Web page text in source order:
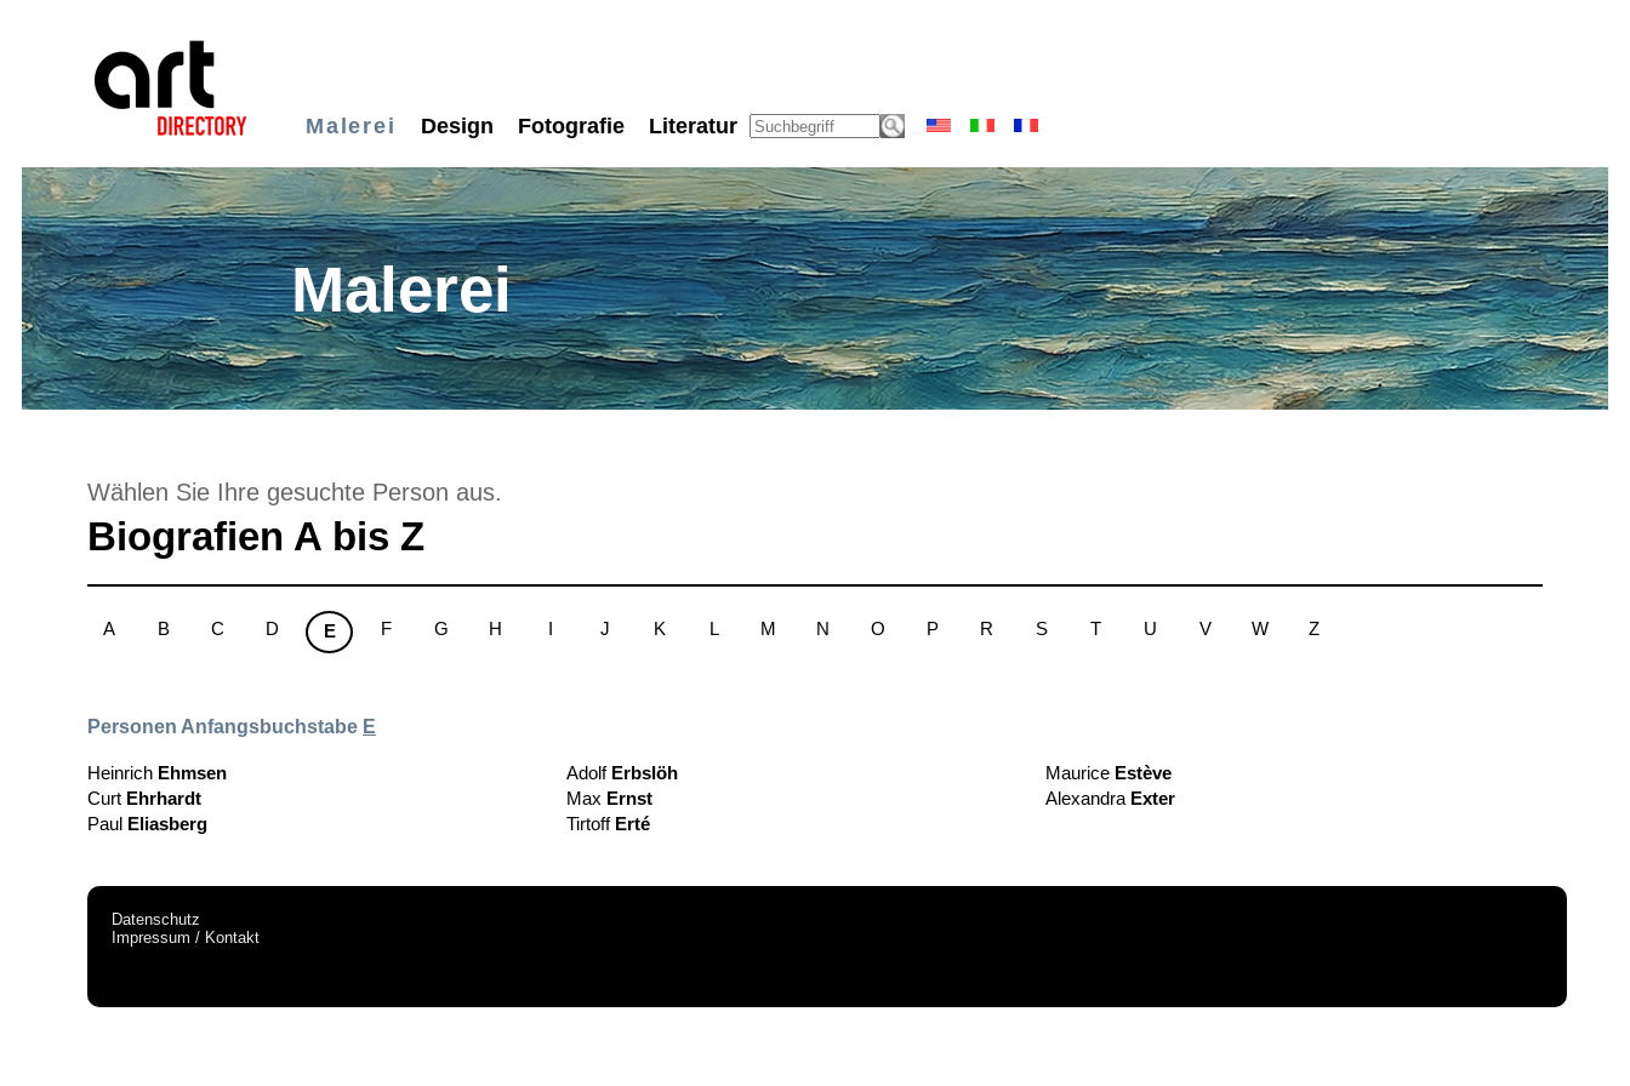
Malerei Design Fotografie Literatur
Malerei
Wählen Sie Ihre gesuchte Person aus.
Biografien A bis Z
A B C D E F G H I J K L M N O P R S T U V W Z
Personen Anfangsbuchstabe E
Heinrich Ehmsen
Curt Ehrhardt
Paul Eliasberg
Adolf Erbslöh
Max Ernst
Tirtoff Erté
Maurice Estève
Alexandra Exter
Datenschutz
Impressum / Kontakt